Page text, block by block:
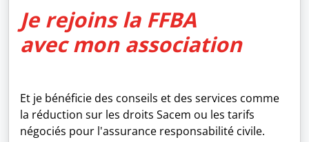
Je rejoins la FFBA
avec mon association
Et je bénéficie des conseils et des services comme
la réduction sur les droits Sacem ou les tarifs
négociés pour l'assurance responsabilité civile.